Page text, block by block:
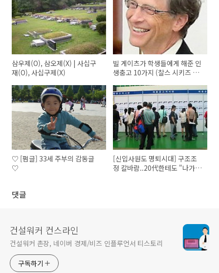
삼우제(O), 삼오제(X) | 사십구
재(O), 사십구제(X)
빌 게이츠가 학생들에게 해준 인
생충고 10가지 (찰스 시키즈 신
♡ [펌글] 33세 주부의 감동글
♡
[신입사원도 명퇴시대] 구조조
정 칼바람..20代한테도 "나가
댓글
건설워커 컨스라인
건설워커 촌장, 네이버 경제/비즈 인플루언서 티스토리
구독하기